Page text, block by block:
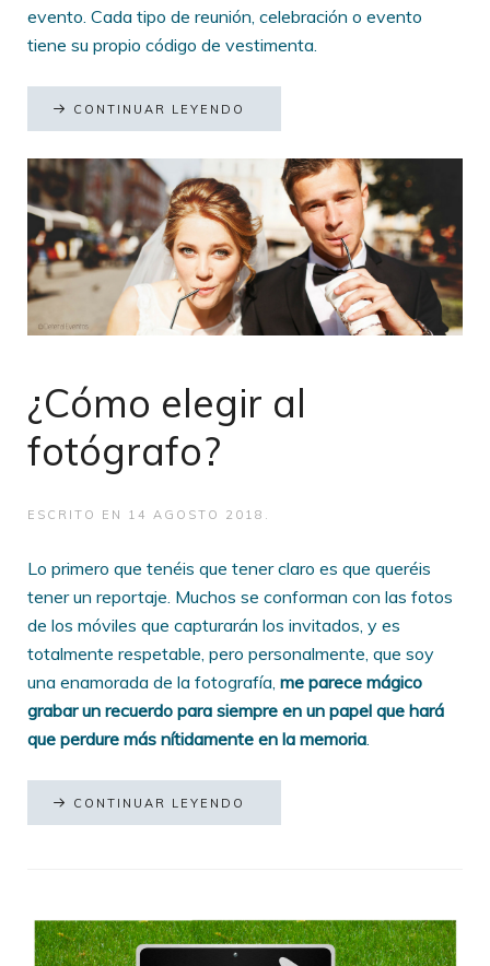
evento. Cada tipo de reunión, celebración o evento
tiene su propio código de vestimenta.
CONTINUAR LEYENDO
¿Cómo elegir al
fotógrafo?
ESCRITO EN 14 AGOSTO 2018 .
Lo primero que tenéis que tener claro es que queréis
tener un reportaje. Muchos se conforman con las fotos
de los móviles que capturarán los invitados, y es
totalmente respetable, pero personalmente, que soy
una enamorada de la fotografía, me parece mágico
grabar un recuerdo para siempre en un papel que hará
que perdure más nítidamente en la memoria.
CONTINUAR LEYENDO